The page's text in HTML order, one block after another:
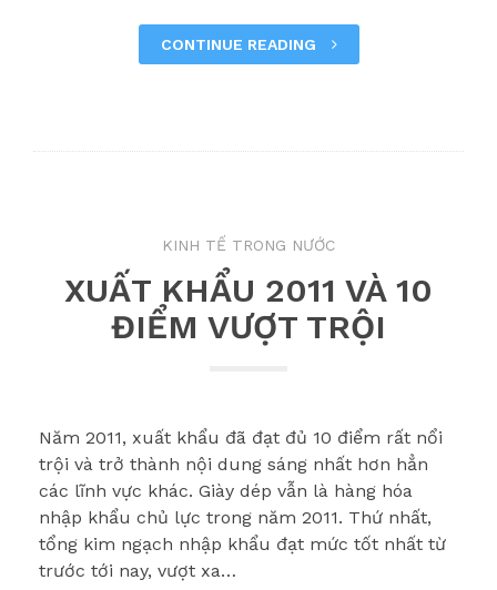
CONTINUE READING
KINH TẾ TRONG NƯỚC
XUẤT KHẨU 2011 VÀ 10
ĐIỂM VƯỢT TRỘI
Năm 2011, xuất khẩu đã đạt đủ 10 điểm rất nổi
trội và trở thành nội dung sáng nhất hơn hẳn
các lĩnh vực khác. Giày dép vẫn là hàng hóa
nhập khẩu chủ lực trong năm 2011. Thứ nhất,
tổng kim ngạch nhập khẩu đạt mức tốt nhất từ
trước tới nay, vượt xa…